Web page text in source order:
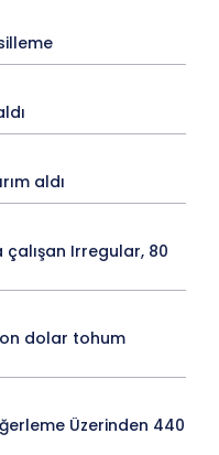
aldı
Irregular, 80
dolar tohum
Üzerinden 440